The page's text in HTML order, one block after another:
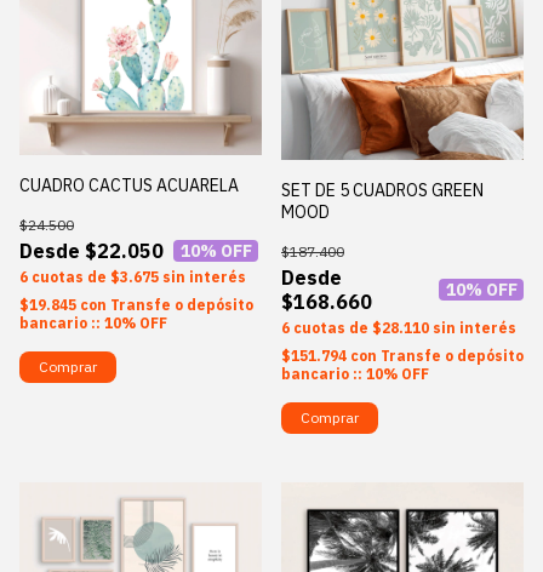
CUADRO CACTUS ACUARELA
$22.050
$24.500
10% OFF
6 $3.675 sin interés
$19.845 con Transfe o depósito
bancario :: 10% OFF
Comprar
SET DE 5 CUADROS GREEN
MOOD
$168.660
$187.400
10% OFF
6 $28.110 sin interés
$151.794 con Transfe o depósito
bancario :: 10% OFF
Comprar